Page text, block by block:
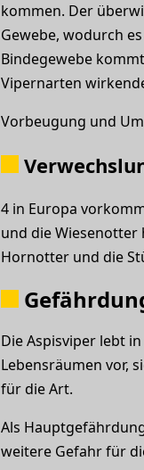
kommen. Der
Gewebe, wodurch
Bindegewebe
Vipernarten
Vorbeugung und
4 in Europa
und die Wiesenotter
Hornotter und die
Die Aspisviper lebt
Lebensräumen vor,
für die Art.
Als
weitere Gefahr für